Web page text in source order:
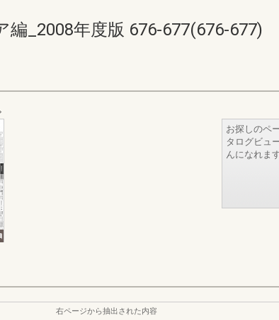
_2008年度版 676-677(676-677)
お探しのペ
タログビュ
んになれます
右ページから抽出された内容